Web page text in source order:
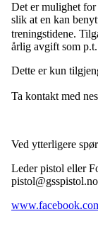
Det er mulighet for
slik at en kan
treningstidene.
årlig avgift som
Dette er kun
Ta kontakt med
Ved ytterligere
Leder pistol eller